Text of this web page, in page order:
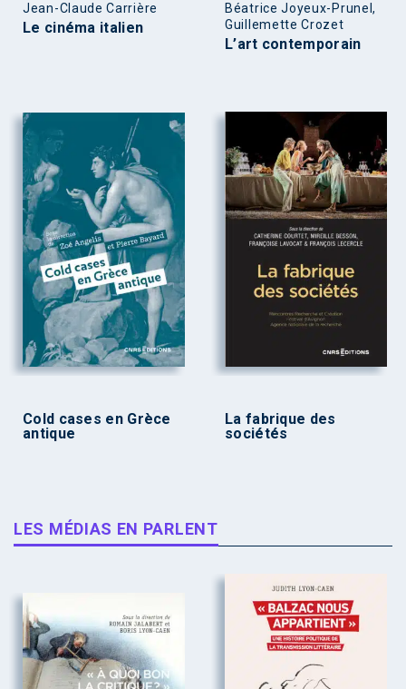
Jean-Claude Carrière
Le cinéma italien
Béatrice Joyeux-Prunel,
Guillemette Crozet
L’art contemporain
Cold cases en Grèce
antique
La fabrique des
sociétés
LES MÉDIAS EN PARLENT